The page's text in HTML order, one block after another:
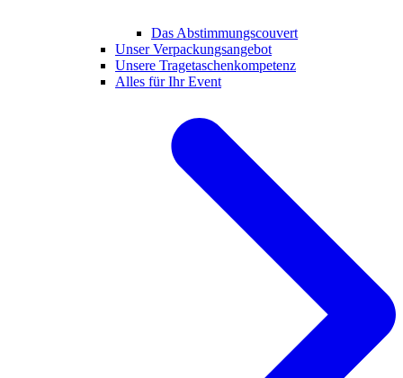
Das Abstimmungscouvert
Unser Verpackungsangebot
Unsere Tragetaschenkompetenz
Alles für Ihr Event